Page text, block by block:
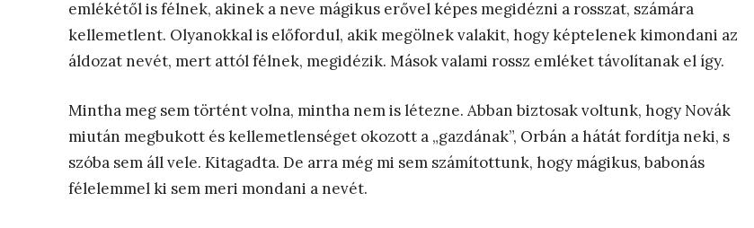
emlékétől is félnek, akinek a neve mágikus erővel képes megidézni a rosszat, számára
kellemetlent. Olyanokkal is előfordul, akik megölnek valakit, hogy képtelenek kimondani az
áldozat nevét, mert attól félnek, megidézik. Mások valami rossz emléket távolítanak el így.
Mintha meg sem történt volna, mintha nem is létezne. Abban biztosak voltunk, hogy Novák
miután megbukott és kellemetlenséget okozott a „gazdának”, Orbán a hátát fordítja neki, s
szóba sem áll vele. Kitagadta. De arra még mi sem számítottunk, hogy mágikus, babonás
félelemmel ki sem meri mondani a nevét.